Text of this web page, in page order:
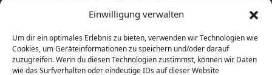
Einwilligung verwalten
Um dir ein optimales Erlebnis zu bieten, verwenden wir Technologien wie
Cookies, um Geräteinformationen zu speichern und/oder darauf
zuzugreifen. Wenn du diesen Technologien zustimmst, können wir Daten
wie das Surfverhalten oder eindeutige IDs auf dieser Website
endgültige Preis sowie die
ausschließlich im jeweiligen Online-
Shop des Anbieters verbindlich. Bitte